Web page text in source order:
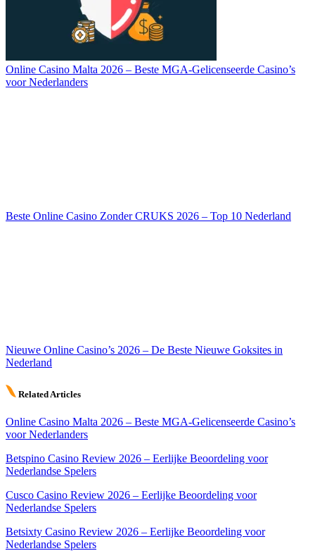
Online Casino Malta 2026 – Beste MGA-Gelicenseerde Casino’s
voor Nederlanders
Beste Online Casino Zonder CRUKS 2026 – Top 10 Nederland
Nieuwe Online Casino’s 2026 – De Beste Nieuwe Goksites in
Nederland
Related Articles
Online Casino Malta 2026 – Beste MGA-Gelicenseerde Casino’s
voor Nederlanders
Betspino Casino Review 2026 – Eerlijke Beoordeling voor
Nederlandse Spelers
Cusco Casino Review 2026 – Eerlijke Beoordeling voor
Nederlandse Spelers
Betsixty Casino Review 2026 – Eerlijke Beoordeling voor
Nederlandse Spelers